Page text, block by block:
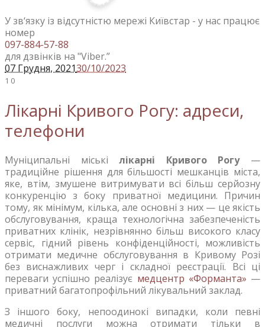
У зв‘язку із відсутністю мережі Київстар - у нас працює
номер
097-884-57-88
для дзвінків на "Viber.”
07 Грудня, 202130/10/2023
1 0
Лікарні Кривого Рогу: адреси,
телефони
Муніципальні міськілікарні Кривого Рогу—
традиційне рішення для більшості мешканців міста,
яке, втім, змушене витримувати всі більш серйозну
конкуренцію з боку приватної медицини. Причин
тому, як мінімум, кілька, але основні з них — це якість
обслуговування, краща технологічна забезпеченість
приватних клінік, незрівнянно більш високого класу
сервіс, гідний рівень конфіденційності, можливість
отримати медичне обслуговування в Кривому Розі
без виснажливих черг і складної реєстрації. Всі ці
переваги успішно реалізує медцентр «Форманта» —
приватний багатопрофільний лікувальний заклад.
З іншого боку, непоодинокі випадки, коли певні
медичні послуги можна отримати тільки в